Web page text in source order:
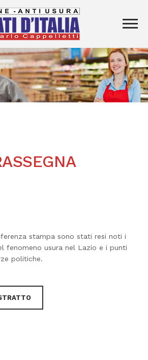
stampa sono stati resi noti i
fenomeno usura nel Lazio e i punti
politiche.